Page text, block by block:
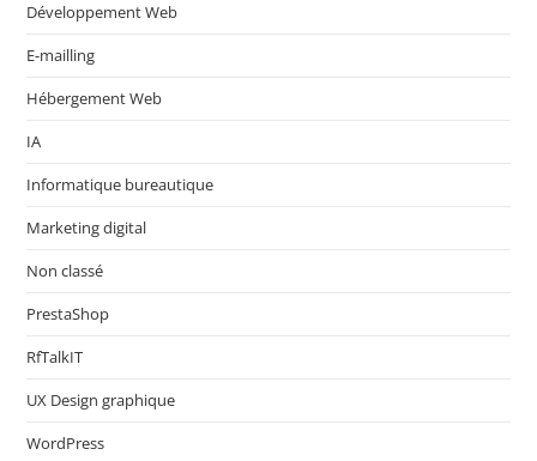
Développement Web
E-mailling
Hébergement Web
IA
Informatique bureautique
Marketing digital
Non classé
PrestaShop
RfTalkIT
UX Design graphique
WordPress